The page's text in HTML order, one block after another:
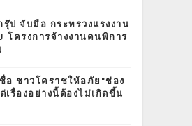
รุ๊ป จับมือ กระทรวงแรงงาน
โครงการจ้างงานคนพิการ
อ ชาวโคราชให้อภัย"ช่อง
เรื่องอย่างนี้ต้องไม่เกิดขึ้น